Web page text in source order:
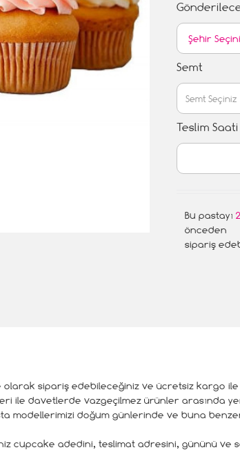
Semt
Teslim Saati
Bu pastayı
önceden
sipariş
olarak sipariş edebileceğiniz ve ücretsiz kargo
ile davetlerde vazgeçilmez ürünler arasında
modellerimizi doğum günlerinde ve buna
cupcake adedini, teslimat adresini, gününü ve